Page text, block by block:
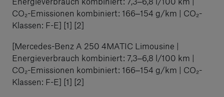
CO₂-Emissionen kombiniert: 166‒154 g/km | CO₂-
Klassen: F-E] [1] [2]
[Mercedes-Benz A 250 4MATIC Limousine |
Energieverbrauch kombiniert: 7,3‒6,8 l/100 km |
CO₂-Emissionen kombiniert: 166‒154 g/km | CO₂-
Klassen: F-E] [1] [2]